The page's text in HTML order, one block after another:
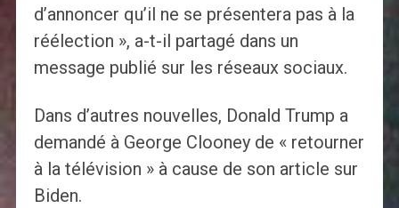
d’annoncer qu’il ne se présentera pas à la
réélection », a-t-il partagé dans un
message publié sur les réseaux sociaux.
Dans d’autres nouvelles, Donald Trump a
demandé à George Clooney de « retourner
à la télévision » à cause de son article sur
Biden.